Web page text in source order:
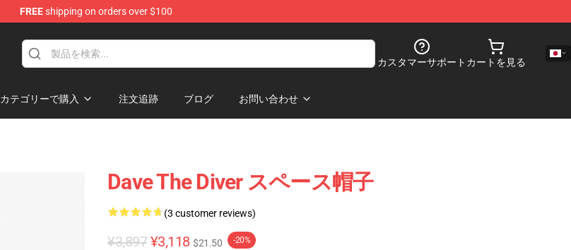
FREEshipping on orders over $100
カスタマーサポート カートを見る
カテゴリーで購入 注文追跡 ブログ お問い合わせ
Dave The Diver スペース帽子
(3 customer reviews)
¥3,897 ¥3,118 $21.50 -20%